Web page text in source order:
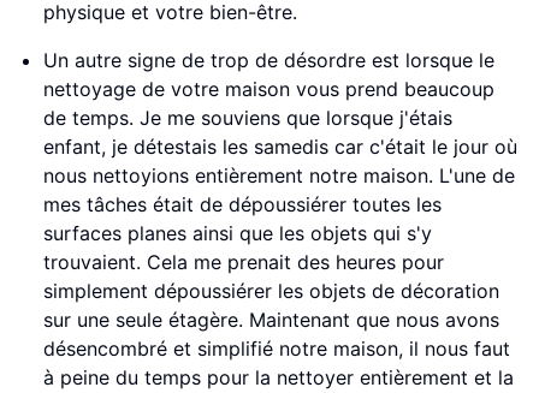
physique et votre bien-être.
Un autre signe de trop de désordre est lorsque le
nettoyage de votre maison vous prend beaucoup
de temps. Je me souviens que lorsque j'étais
enfant, je détestais les samedis car c'était le jour où
nous nettoyions entièrement notre maison. L'une de
mes tâches était de dépoussiérer toutes les
surfaces planes ainsi que les objets qui s'y
trouvaient. Cela me prenait des heures pour
simplement dépoussiérer les objets de décoration
sur une seule étagère. Maintenant que nous avons
désencombré et simplifié notre maison, il nous faut
à peine du temps pour la nettoyer entièrement et la